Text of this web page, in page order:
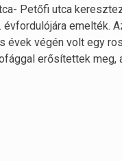
Petőfi utca
évfordulójára
évek végén volt egy
erősítettek meg,